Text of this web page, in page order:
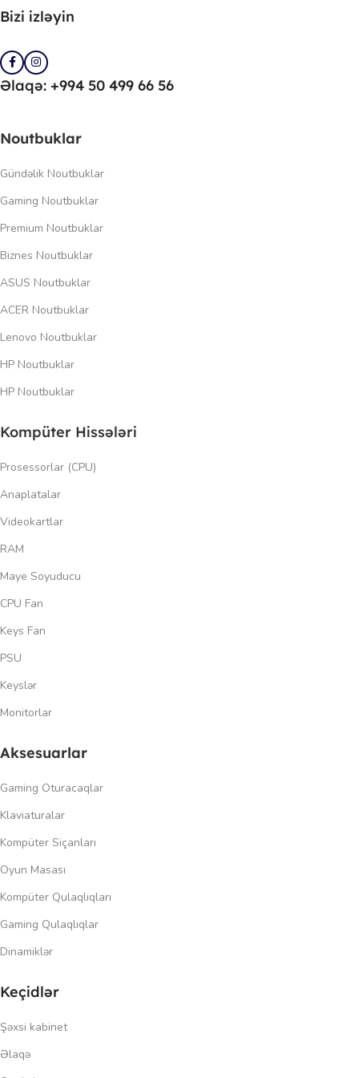
Bizi izləyin
Əlaqə: +994 50 499 66 56
Noutbuklar
Gündəlik Noutbuklar
Gaming Noutbuklar
Premium Noutbuklar
Biznes Noutbuklar
ASUS Noutbuklar
ACER Noutbuklar
Lenovo Noutbuklar
HP Noutbuklar
HP Noutbuklar
Kompüter Hissələri
Prosessorlar (CPU)
Anaplatalar
Videokartlar
RAM
Maye Soyuducu
CPU Fan
Keys Fan
PSU
Keyslər
Monitorlar
Aksesuarlar
Gaming Oturacaqlar
Klaviaturalar
Kompüter Siçanları
Oyun Masası
Kompüter Qulaqlıqları
Gaming Qulaqlıqlar
Dinamiklər
Keçidlər
Şəxsi kabinet
Əlaqə